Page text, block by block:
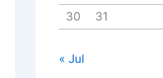
30
31
« Jul